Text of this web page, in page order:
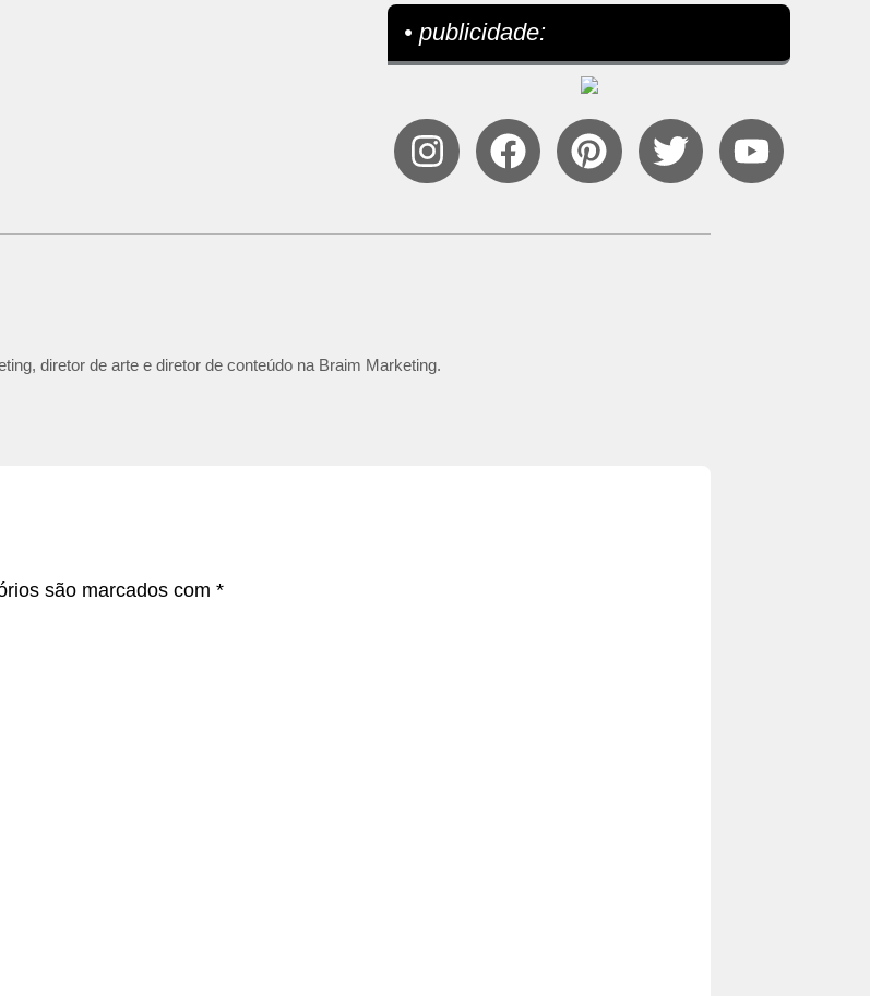
• publicidade:
diretor de arte e diretor de conteúdo na Braim Marketing.
são marcados com *